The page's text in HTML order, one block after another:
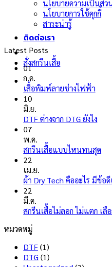
นโยบายความเป็นส่ว
นโยบายการใช้คุกกี้
สาระน่ารู้
ติดต่อเรา
สั่งสกรีนเสื้อ
Latest Posts
01
ก.ค.
เสื้อพิมพ์ลายช่างไฟฟ้า
บน
ลาย
ช่างไฟ
10
มิ.ย.
DTF ต่างจาก DTG ยังไง
บน
จาก
ไง
07
พ.ค.
สกรีนเสื้อแบบไหนทนสุด
บน
แบ
22
เม.ย.
ผ้า Dry Tech คืออะไร มีข้อ
22
มี.ค.
สกรีนเสื้อไม่ลอก ไม่แตก เลื
หมวดหมู่
DTF(1)
DTG (1)